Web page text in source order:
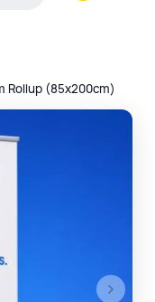
Rollup (85x200cm)